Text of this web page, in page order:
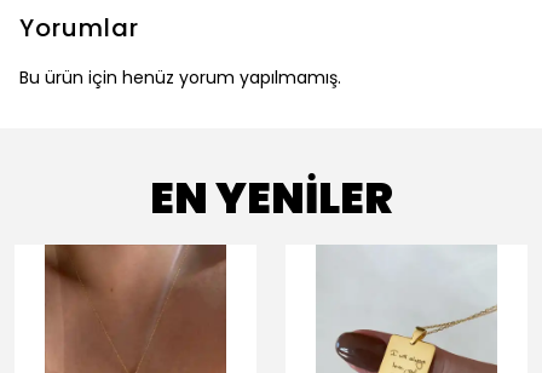
Yorumlar
Bu ürün için henüz yorum yapılmamış.
EN YENİLER